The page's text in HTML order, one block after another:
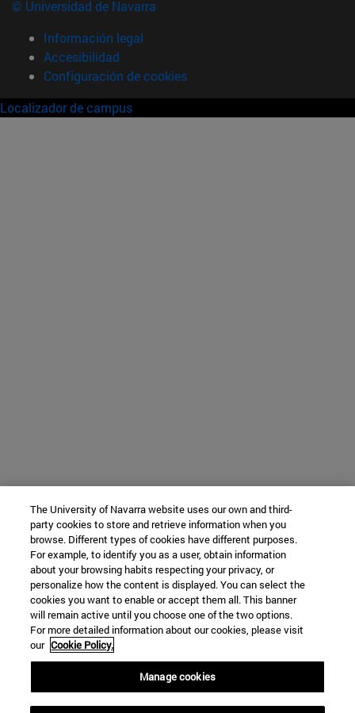
© Universidad de Navarra
Información legal
Accesibilidad
Configuración de cookies
Localizador de campus
The University of Navarra website uses our own and third-
party cookies to store and retrieve information when you
browse. Different types of cookies have different purposes.
For example, to identify you as a user, obtain information
about your browsing habits respecting your privacy, or
personalize how the content is displayed. You can select the
cookies you want to enable or accept them all. This banner
will remain active until you choose one of the two options.
For more detailed information about our cookies, please visit
our Cookie Policy.
Manage cookies